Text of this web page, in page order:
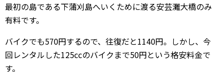
最初の島である下蒲刈島へいくために渡る安芸灘大橋のみ
有料です。
バイクでも570円するので、往復だと1140円。しかし、今
回レンタルした125ccのバイクまで50円という格安料金で
す。